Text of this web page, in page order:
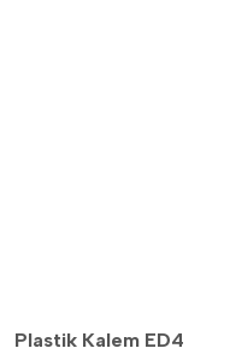
Plastik Kalem ED4